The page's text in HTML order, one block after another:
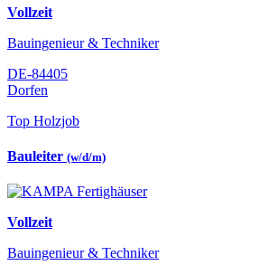
Vollzeit
Bauingenieur & Techniker
DE-84405
Dorfen
Top Holzjob
Bauleiter (w/d/m)
Vollzeit
Bauingenieur & Techniker